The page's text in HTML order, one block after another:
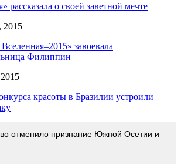
рассказала о своей заветной мечте
2015
завоевала
Филиппин
красоты в Бразилии устроили
отменило признание Южной Осетии и